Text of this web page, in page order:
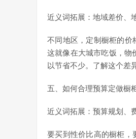
近义词拓展：地域差价、
不同地区，定制橱柜的价
这就像在大城市吃饭，物
以节省不少。了解这个差
五、如何合理预算定做橱
近义词拓展：预算规划、
要买到性价比高的橱柜，